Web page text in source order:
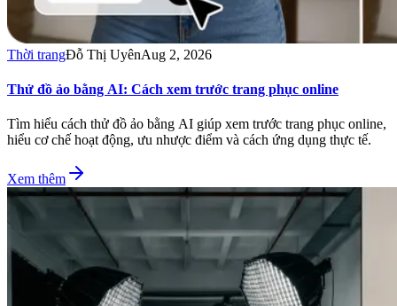
Thời trangĐỗ Thị UyênAug 2, 2026
Thử đồ ảo bằng AI: Cách xem trước trang phục online
Tìm hiểu cách thử đồ ảo bằng AI giúp xem trước trang phục online,
hiểu cơ chế hoạt động, ưu nhược điểm và cách ứng dụng thực tế.
Xem thêm